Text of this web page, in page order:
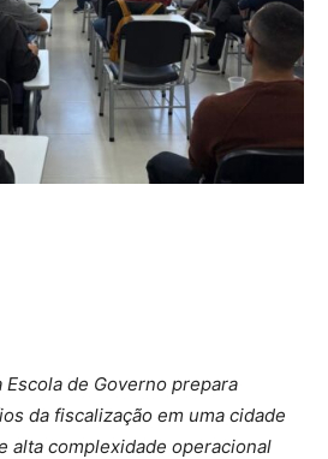
de Governo prepara
da fiscalização em uma cidade
alta complexidade operacional